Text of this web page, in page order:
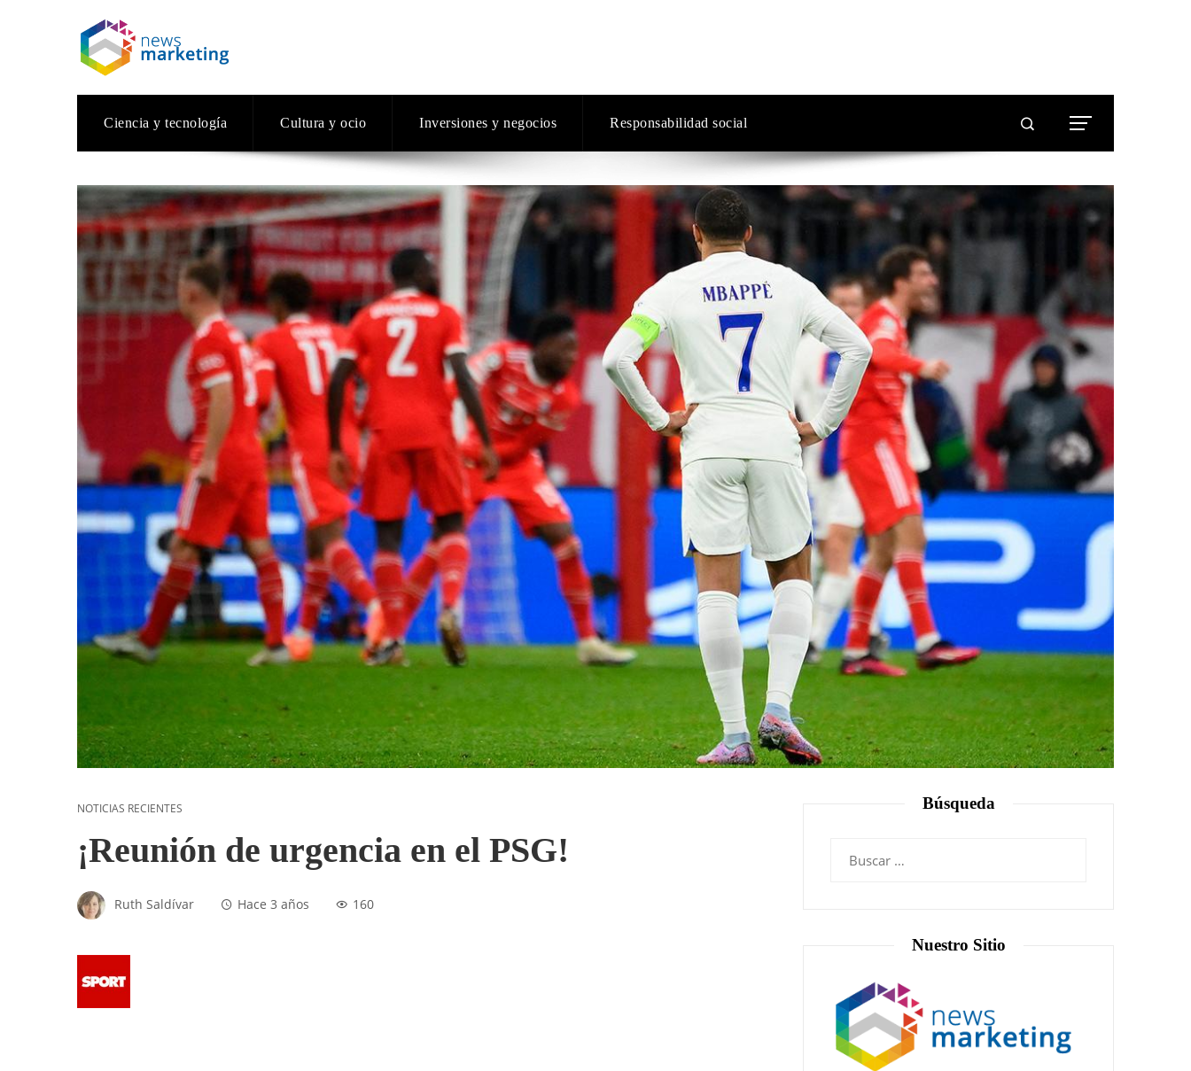
Ciencia y tecnología Cultura y ocio Inversiones y negocios Responsabilidad social
NOTICIAS RECIENTES
¡Reunión de urgencia en el PSG!
Ruth Saldívar Hace 3 años 160
Búsqueda
Nuestro Sitio